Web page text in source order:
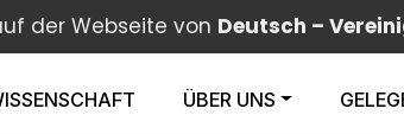
der Webseite von Deutsch –
ÜBER UNS